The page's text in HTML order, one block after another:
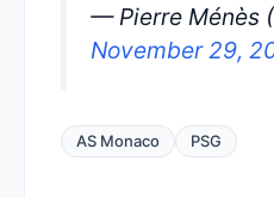
— Pierre Ménès
November 29,
AS Monaco PSG